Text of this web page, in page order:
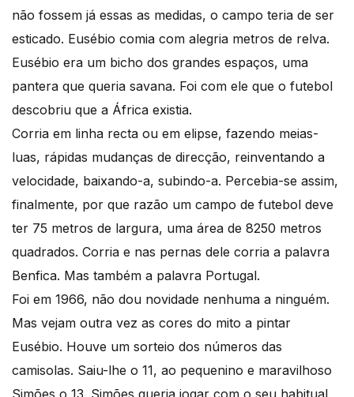
não fossem já essas as medidas, o campo teria de ser
esticado. Eusébio comia com alegria metros de relva.
Eusébio era um bicho dos grandes espaços, uma
pantera que queria savana. Foi com ele que o futebol
descobriu que a África existia.
Corria em linha recta ou em elipse, fazendo meias-
luas, rápidas mudanças de direcção, reinventando a
velocidade, baixando-a, subindo-a. Percebia-se assim,
finalmente, por que razão um campo de futebol deve
ter 75 metros de largura, uma área de 8250 metros
quadrados. Corria e nas pernas dele corria a palavra
Benfica. Mas também a palavra Portugal.
Foi em 1966, não dou novidade nenhuma a ninguém.
Mas vejam outra vez as cores do mito a pintar
Eusébio. Houve um sorteio dos números das
camisolas. Saiu-lhe o 11, ao pequenino e maravilhoso
Simões o 13. Simões queria jogar com o seu habitual